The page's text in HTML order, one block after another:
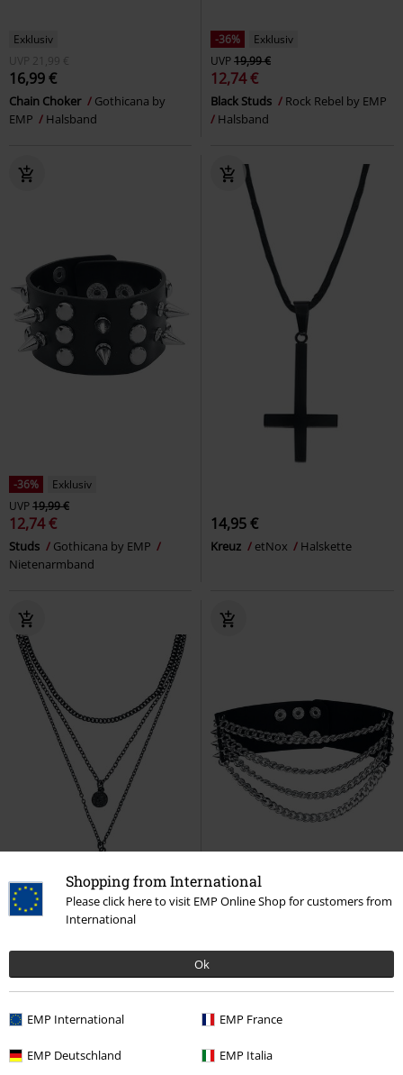
Shopping from International
Please click here to visit EMP Online Shop for customers from
International
Ok
EMP International EMP France
EMP Deutschland EMP Italia
Exklusiv
UVP
21,99 €
16,99 €
Chain Choker
Gothicana by
EMP
Halsband
-36%
Exklusiv
UVP19,99 €
12,74 €
Black Studs
Rock Rebel by EMP
Halsband
-36%
Exklusiv
UVP19,99 €
12,74 €
Studs
Gothicana by EMP
Nietenarmband
14,95 €
Kreuz etNox Halskette
UVP16,99 €
Matt Black Cross
Gothicana by
UVP17,99 €
Studs Choker
Gothicana by EMP